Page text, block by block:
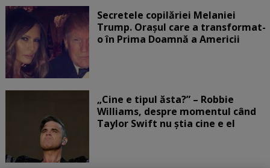
Secretele copilăriei Melaniei
Trump. Orașul care a transformat-
o în Prima Doamnă a Americii
„Cine e tipul ăsta?” – Robbie
Williams, despre momentul când
Taylor Swift nu știa cine e el